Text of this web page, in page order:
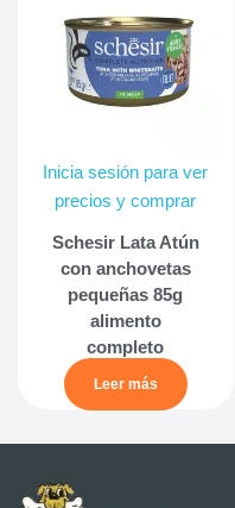
Inicia sesión para ver
precios y comprar
Schesir Lata Atún
con anchovetas
pequeñas 85g
alimento
completo
Leer más